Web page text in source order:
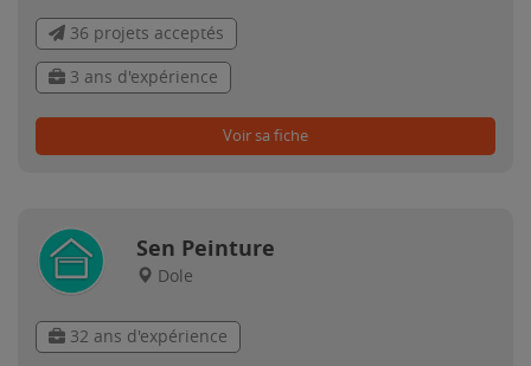
36 projets acceptés
3 ans d'expérience
Voir sa fiche
Sen Peinture
Dole
32 ans d'expérience